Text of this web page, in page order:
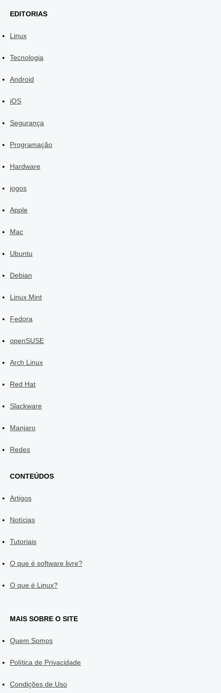
EDITORIAS
Linux
Tecnologia
Android
iOS
Segurança
Programação
Hardware
jogos
Apple
Mac
Ubuntu
Debian
Linux Mint
Fedora
openSUSE
Arch Linux
Red Hat
Slackware
Manjaro
Redes
CONTEÚDOS
Artigos
Notícias
Tutoriais
O que é software livre?
O que é Linux?
MAIS SOBRE O SITE
Quem Somos
Política de Privacidade
Condições de Uso